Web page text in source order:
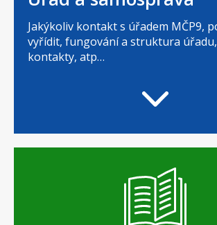
Jakýkoliv kontakt s úřadem MČP9,
vyřídit, fungování a struktura
kontakty, atp…